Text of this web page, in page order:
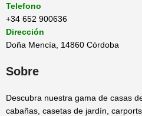
Telefono
+34 652 900636
Dirección
Doña Mencía, 14860 Córdoba
Sobre
Descubra nuestra gama de casas
cabañas, casetas de jardín,